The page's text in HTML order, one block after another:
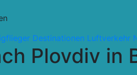
Destinationen Luftverkehr
Plovdiv in